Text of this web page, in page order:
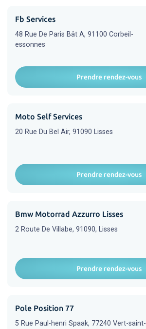
Fb Services
48 Rue De Paris Bât A, 91100 Corbeil-
essonnes
Prendre rendez-vous
Moto Self Services
20 Rue Du Bel Air, 91090 Lisses
Prendre rendez-vous
Bmw Motorrad Azzurro Lisses
2 Route De Villabe, 91090, Lisses
Prendre rendez-vous
Pole Position 77
5 Rue Paul-henri Spaak, 77240 Vert-saint-